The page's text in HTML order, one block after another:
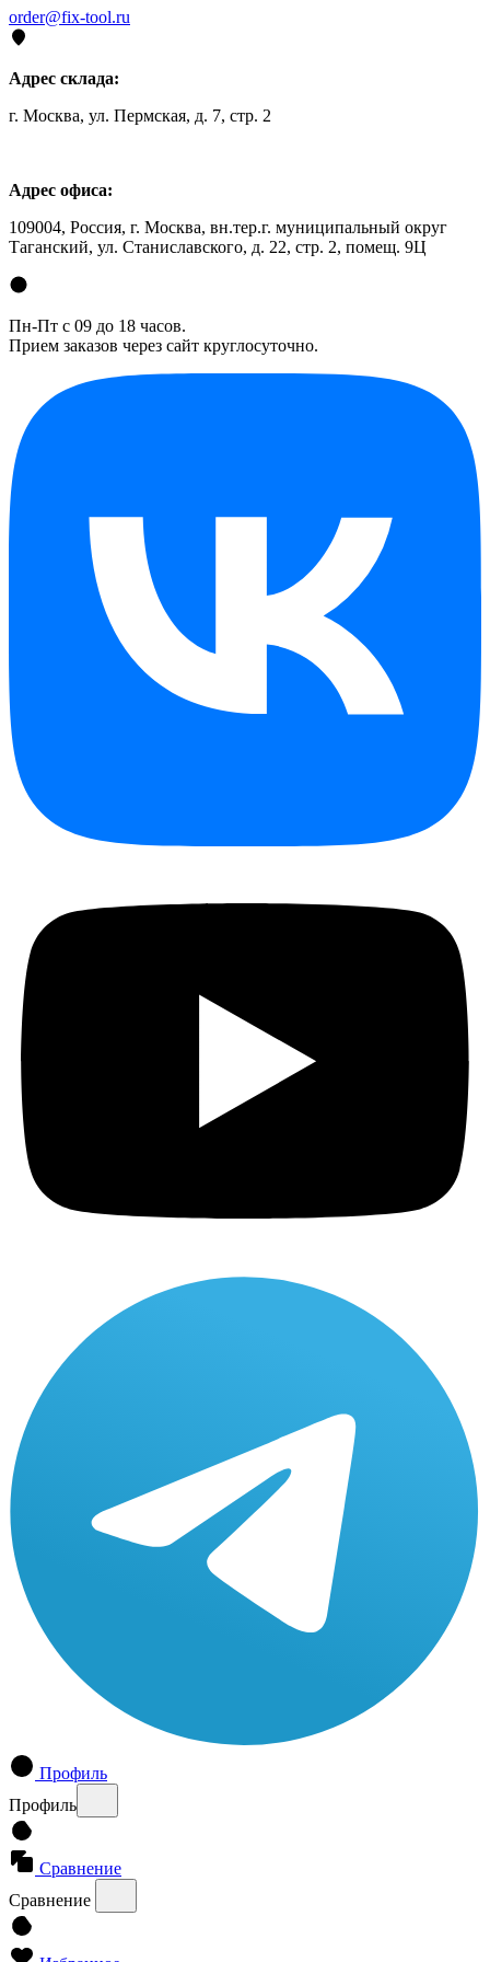
order@fix-tool.ru
Адрес склада:
г. Москва, ул. Пермская, д. 7, стр. 2
Адрес офиса:
109004, Россия, г. Москва, вн.тер.г. муниципальный округ
Таганский, ул. Станиславского, д. 22, стр. 2, помещ. 9Ц
Пн-Пт с 09 до 18 часов.
Прием заказов через сайт круглосуточно.
Профиль
Профиль
Сравнение
Сравнение